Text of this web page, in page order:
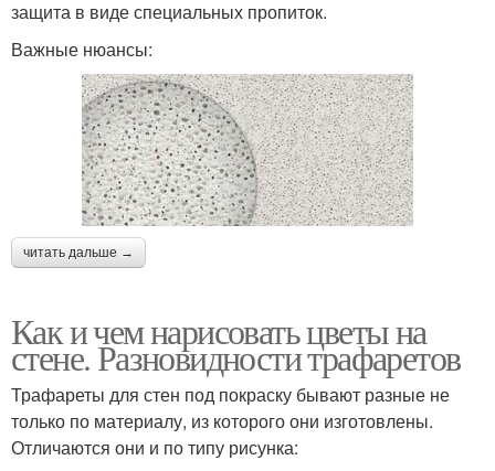
защита в виде специальных пропиток.
Важные нюансы:
читать дальше →
Как и чем нарисовать цветы на
стене. Разновидности трафаретов
Трафареты для стен под покраску бывают разные не
только по материалу, из которого они изготовлены.
Отличаются они и по типу рисунка: